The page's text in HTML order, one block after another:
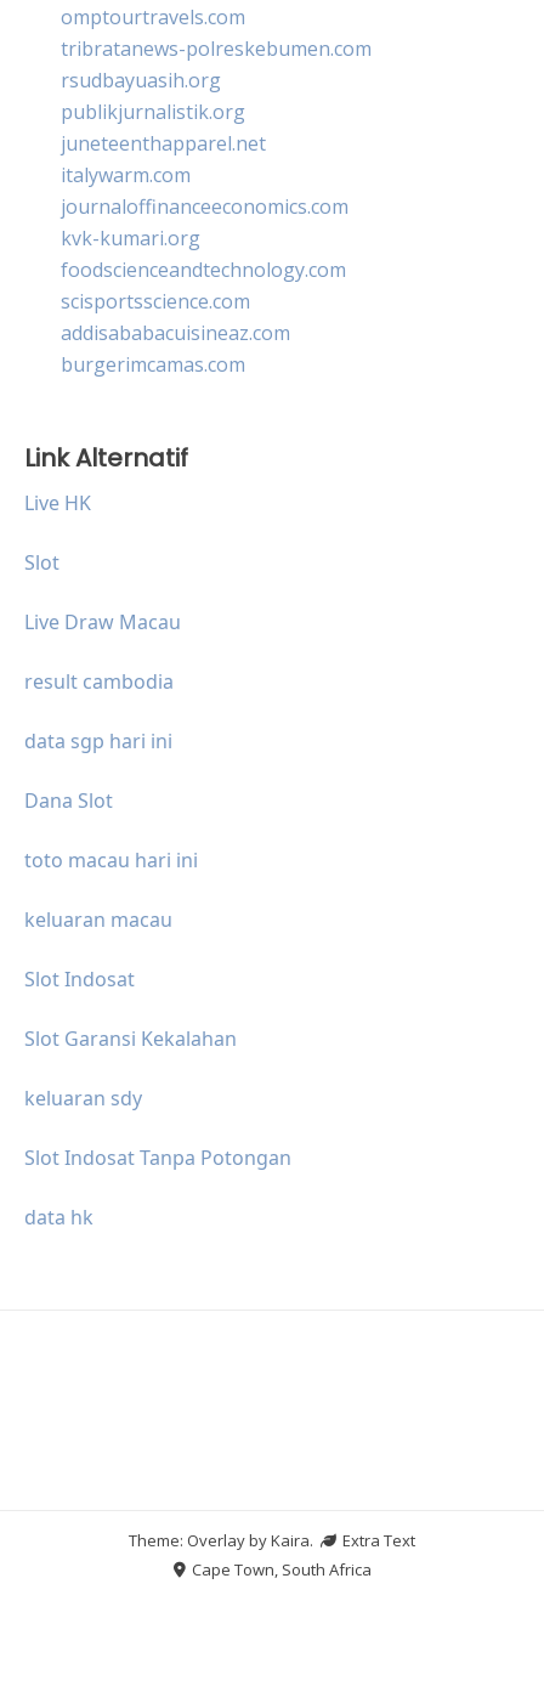
omptourtravels.com
tribratanews-polreskebumen.com
rsudbayuasih.org
publikjurnalistik.org
juneteenthapparel.net
italywarm.com
journaloffinanceeconomics.com
kvk-kumari.org
foodscienceandtechnology.com
scisportsscience.com
addisababacuisineaz.com
burgerimcamas.com
Link Alternatif
Live HK
Slot
Live Draw Macau
result cambodia
data sgp hari ini
Dana Slot
toto macau hari ini
keluaran macau
Slot Indosat
Slot Garansi Kekalahan
keluaran sdy
Slot Indosat Tanpa Potongan
data hk
Theme: Overlay byKaira.
Extra Text
Cape Town, South Africa